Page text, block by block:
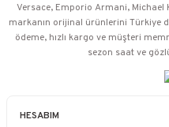
HESABIM
Versace, Emporio Armani,
markanın orijinal ürünlerini Türkiye
ödeme, hızlı kargo ve müşteri
sezon saat ve